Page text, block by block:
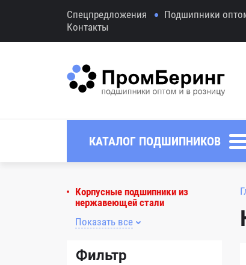
Спецпредложения Подшипники
Контакты
КАТАЛОГ ПОДШИПНИКОВ
Корпусные подшипники из
нержавеющей стали
Показать все
Фильтр